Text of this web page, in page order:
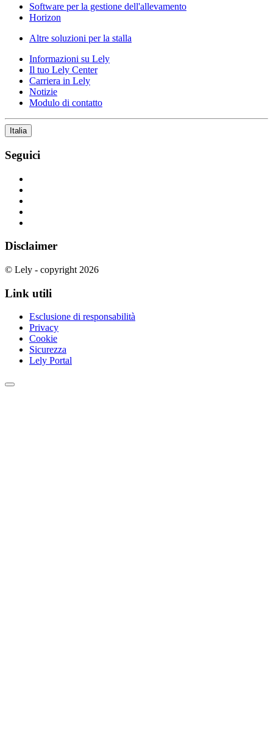
Software per la gestione dell'allevamento
Horizon
Altre soluzioni per la stalla
Informazioni su Lely
Il tuo Lely Center
Carriera in Lely
Notizie
Modulo di contatto
Italia
Seguici
Disclaimer
© Lely - copyright 2026
Link utili
Esclusione di responsabilità
Privacy
Cookie
Sicurezza
Lely Portal